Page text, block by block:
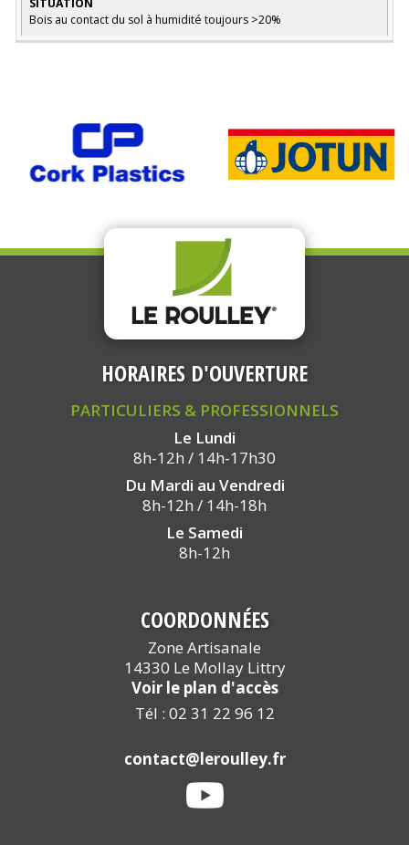
Bois au contact du sol à humidité toujours >20%
HORAIRES D'OUVERTURE
PARTICULIERS & PROFESSIONNELS
Le Lundi
8h-12h / 14h-17h30
Du Mardi au Vendredi
8h-12h / 14h-18h
Le Samedi
8h-12h
COORDONNÉES
Zone Artisanale
14330 Le Mollay Littry
Voir le plan d'accès
Tél : 02 31 22 96 12
contact@leroulley.fr